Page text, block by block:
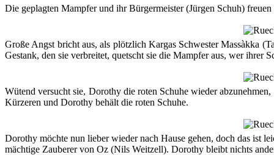
Die geplagten Mampfer und ihr Bürgermeister (Jürgen Schuh)
Große Angst bricht aus, als plötzlich Kargas Schwester Massàkka
Gestank, den sie verbreitet, quetscht sie die Mampfer aus, wer ihrer
Wütend versucht sie, Dorothy die roten Schuhe wieder
Kürzeren und Dorothy behält die roten Schuhe.
Dorothy möchte nun lieber wieder nach Hause gehen, doch das ist
mächtige Zauberer von Oz (Nils Weitzell). Dorothy bleibt nichts